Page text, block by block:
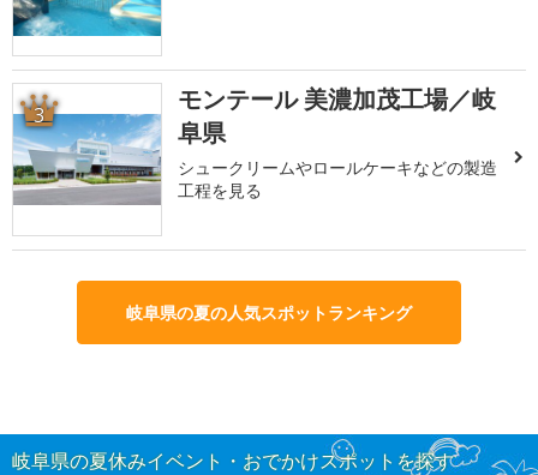
3
モンテール 美濃加茂工場／岐
阜県
シュークリームやロールケーキなどの製造
工程を見る
岐阜県の夏の人気スポットランキング
岐阜県の夏休みイベント・おでかけスポットを探す